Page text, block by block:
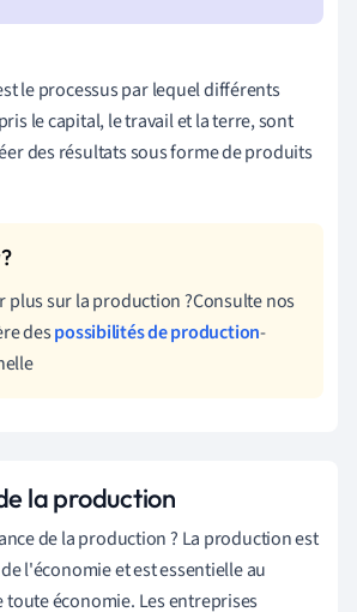
le processus par lequel différents
le capital, le travail et la terre, sont
des résultats sous forme de produits
plus sur la production ?Consulte nos
despossibilités de production-
la production
de la production ? La production est
l'économie et est essentielle au
économie. Les entreprises